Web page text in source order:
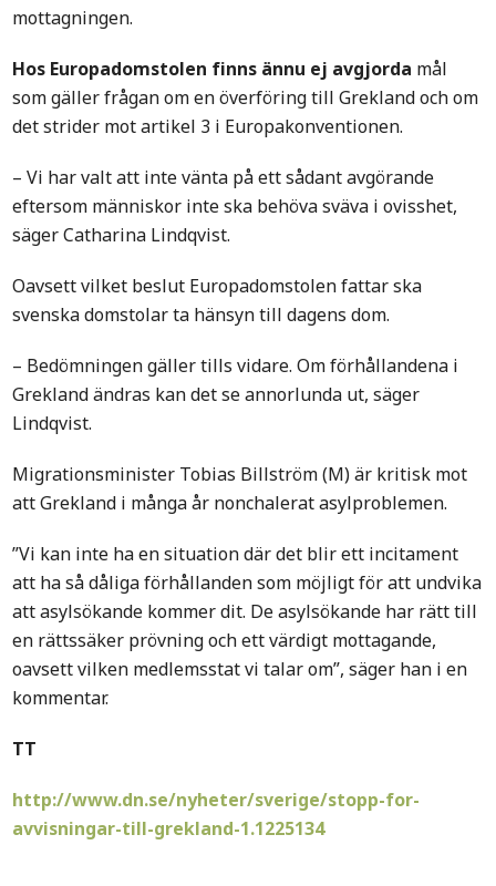
mottagningen.
Hos Europadomstolen finns ännu ej avgjordamål
som gäller frågan om en överföring till Grekland och om
det strider mot artikel 3 i Europakonventionen.
– Vi har valt att inte vänta på ett sådant avgörande
eftersom människor inte ska behöva sväva i ovisshet,
säger Catharina Lindqvist.
Oavsett vilket beslut Europadomstolen fattar ska
svenska domstolar ta hänsyn till dagens dom.
– Bedömningen gäller tills vidare. Om förhållandena i
Grekland ändras kan det se annorlunda ut, säger
Lindqvist.
Migrationsminister Tobias Billström (M) är kritisk mot
att Grekland i många år nonchalerat asylproblemen.
”Vi kan inte ha en situation där det blir ett incitament
att ha så dåliga förhållanden som möjligt för att undvika
att asylsökande kommer dit. De asylsökande har rätt till
en rättssäker prövning och ett värdigt mottagande,
oavsett vilken medlemsstat vi talar om”, säger han i en
kommentar.
TT
http://www.dn.se/nyheter/sverige/stopp-for-
avvisningar-till-grekland-1.1225134